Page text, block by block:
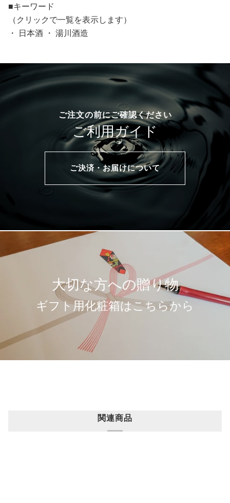
■キーワード
（クリックで一覧を表示します）
・
日本酒 ・ 湯川酒造
ご注文の前にご確認ください
ご利用ガイド
ご決済・お届けについて
大切な方への贈り物
ギフト用化粧箱はこちらから
関連商品